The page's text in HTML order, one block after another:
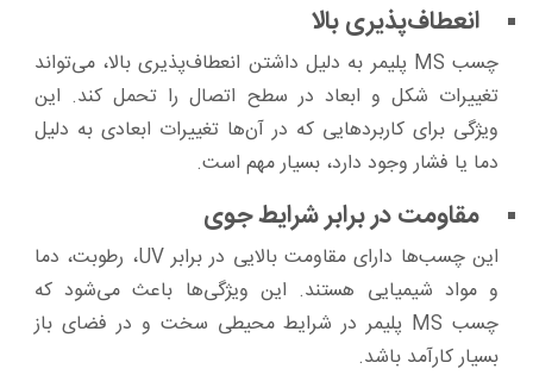
انعطاف‌پذیری بالا
چسب MS پلیمر به دلیل داشتن انعطاف‌پذیری بالا، می‌تواند
تغییرات شکل و ابعاد در سطح اتصال را تحمل کند. این
ویژگی برای کاربردهایی که در آن‌ها تغییرات ابعادی به دلیل
دما یا فشار وجود دارد، بسیار مهم است.
مقاومت در برابر شرایط جوی
این چسب‌ها دارای مقاومت بالایی در برابر UV، رطوبت، دما
و مواد شیمیایی هستند. این ویژگی‌ها باعث می‌شود که
چسب MS پلیمر در شرایط محیطی سخت و در فضای باز
بسیار کارآمد باشد.